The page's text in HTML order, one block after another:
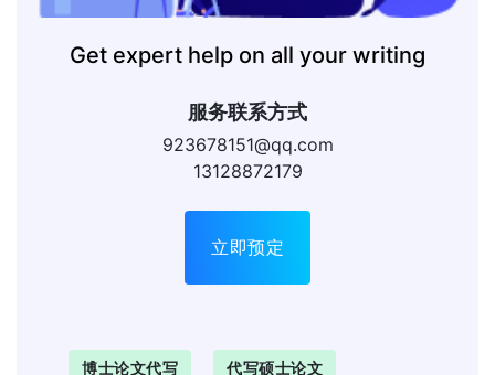
Get expert help on all your writing
服务联系方式
923678151@qq.com
13128872179
立即预定
博士论文代写 代写硕士论文